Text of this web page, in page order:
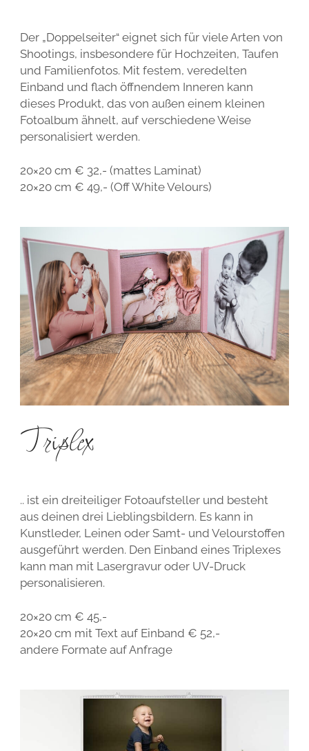
Der „Doppelseiter“ eignet sich für viele Arten von
Shootings, insbesondere für Hochzeiten, Taufen
und Familienfotos. Mit festem, veredelten
Einband und flach öffnendem Inneren kann
dieses Produkt, das von außen einem kleinen
Fotoalbum ähnelt, auf verschiedene Weise
personalisiert werden.
20×20 cm € 32,- (mattes Laminat)
20×20 cm € 49,- (Off White Velours)
Triplex
.. ist ein dreiteiliger Fotoaufsteller und besteht
aus deinen drei Lieblingsbildern. Es kann in
Kunstleder, Leinen oder Samt- und Velourstoffen
ausgeführt werden. Den Einband eines Triplexes
kann man mit Lasergravur oder UV-Druck
personalisieren.
20×20 cm € 45,-
20×20 cm mit Text auf Einband € 52,-
andere Formate auf Anfrage